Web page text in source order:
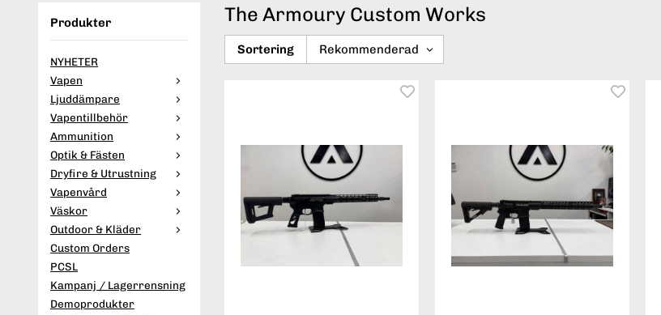
Produkter
NYHETER
Vapen
Ljuddämpare
Vapentillbehör
Ammunition
Optik & Fästen
Dryfire & Utrustning
Vapenvård
Väskor
Outdoor & Kläder
Custom Orders
PCSL
Kampanj / Lagerrensning
Demoprodukter
The Armoury Custom Works
Sortering